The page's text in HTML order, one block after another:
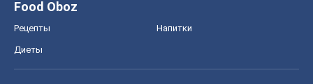
Food Oboz
Рецепты Напитки
Диеты